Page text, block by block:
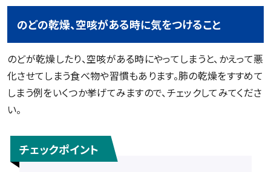
のどの乾燥、空咳がある時に気をつけること
のどが乾燥したり、空咳がある時にやってしまうと、かえって悪
化させてしまう食べ物や習慣もあります。肺の乾燥をすすめて
しまう例をいくつか挙げてみますので、チェックしてみてくださ
い。
チェックポイント